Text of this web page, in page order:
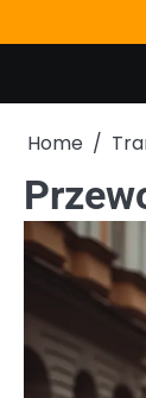
to
Home